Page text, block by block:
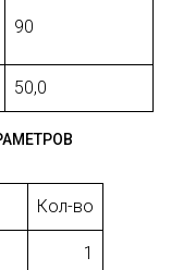
90
50,0
Кол-во
1